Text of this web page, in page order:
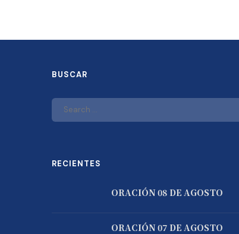
BUSCAR
RECIENTES
ORACIÓN 08 DE AGOSTO
ORACIÓN 07 DE AGOSTO